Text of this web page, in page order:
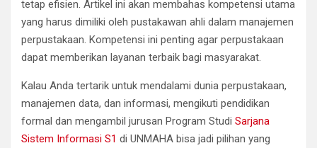
tetap efisien. Artikel ini akan membahas kompetensi utama
yang harus dimiliki oleh pustakawan ahli dalam manajemen
perpustakaan. Kompetensi ini penting agar perpustakaan
dapat memberikan layanan terbaik bagi masyarakat.
Kalau Anda tertarik untuk mendalami dunia perpustakaan,
manajemen data, dan informasi, mengikuti pendidikan
formal dan mengambil jurusan Program Studi Sarjana
Sistem Informasi S1 di UNMAHA bisa jadi pilihan yang